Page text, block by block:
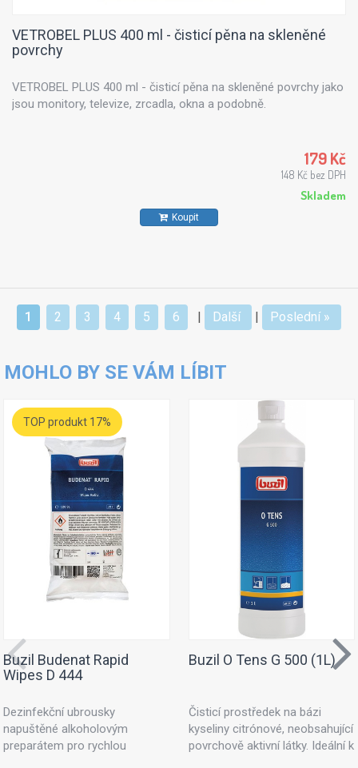
VETROBEL PLUS 400 ml - čisticí pěna na skleněné
povrchy
VETROBEL PLUS 400 ml - čisticí pěna na skleněné povrchy jako
jsou monitory, televize, zrcadla, okna a podobně.
179 Kč
148 Kč bez DPH
Skladem
Koupit
1 2 3 4 5 6 | Další | Poslední »
MOHLO BY SE VÁM LÍBIT
TOP produkt 17%
Buzil Budenat Rapid
Wipes D 444
Dezinfekční ubrousky
napuštěné alkoholovým
preparátem pro rychlou
Buzil O Tens G 500 (1L)
Čisticí prostředek na bázi
kyseliny citrónové, neobsahující
povrchově aktivní látky. Ideální k